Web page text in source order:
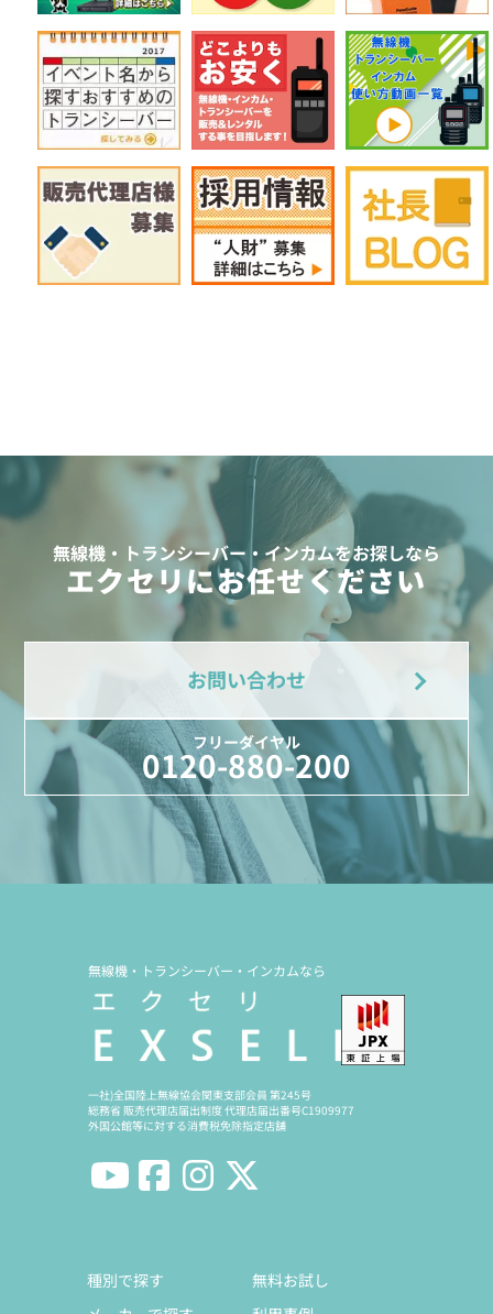
無線機・トランシーバー・インカムをお探しなら
エクセリにお任せください
お問い合わせ
フリーダイヤル
0120-880-200
無線機・トランシーバー・インカムなら
一社)全国陸上無線協会関東支部会員 第245号
総務省 販売代理店届出制度 代理店届出番号C1909977
外国公館等に対する消費税免除指定店舗
種別で探す
無料お試し